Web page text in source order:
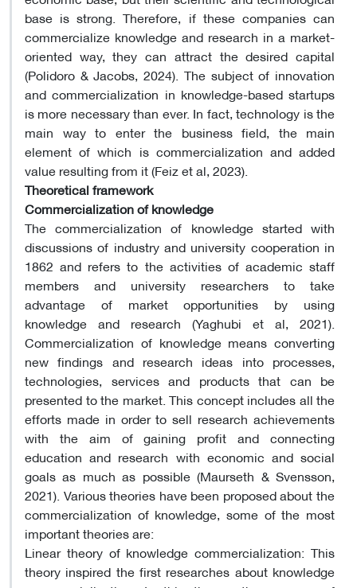
base is strong. Therefore, if these companies can
commercialize knowledge and research in a market-
oriented way, they can attract the desired capital
(Polidoro & Jacobs, 2024). The subject of innovation
and commercialization in knowledge-based startups
is more necessary than ever. In fact, technology is the
main way to enter the business field, the main
element of which is commercialization and added
value resulting from it (Feiz et al, 2023).
Theoretical framework
Commercialization of knowledge
The commercialization of knowledge started with
discussions of industry and university cooperation in
1862 and refers to the activities of academic staff
members and university researchers to take
advantage of market opportunities by using
knowledge and research (Yaghubi et al, 2021).
Commercialization of knowledge means converting
new findings and research ideas into processes,
technologies, services and products that can be
presented to the market. This concept includes all the
efforts made in order to sell research achievements
with the aim of gaining profit and connecting
education and research with economic and social
goals as much as possible (Maurseth & Svensson,
2021). Various theories have been proposed about the
commercialization of knowledge, some of the most
important theories are:
Linear theory of knowledge commercialization: This
theory inspired the first researches about knowledge